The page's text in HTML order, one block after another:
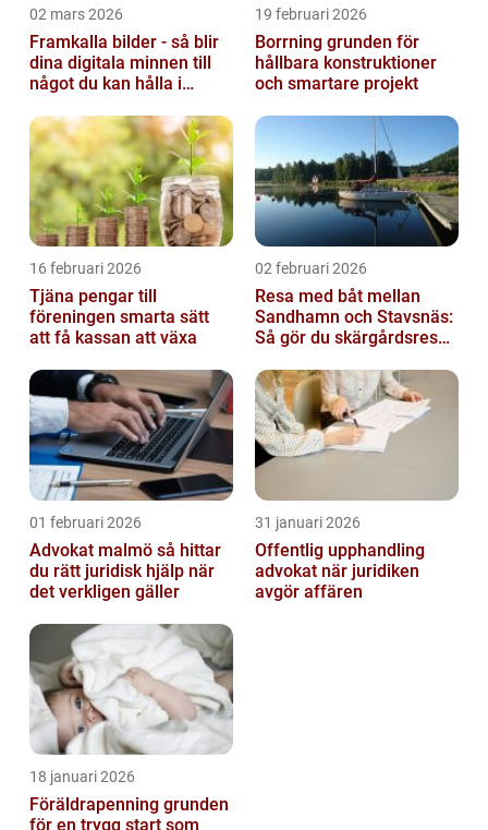
02 mars 2026
Framkalla bilder - så blir
dina digitala minnen till
något du kan hålla i
19 februari 2026
Borrning grunden för
hållbara konstruktioner
och smartare projekt
16 februari 2026
Tjäna pengar till
föreningen smarta sätt
att få kassan att växa
02 februari 2026
Resa med båt mellan
Sandhamn och Stavsnäs:
Så gör du skärgårdsresan
01 februari 2026
Advokat malmö så hittar
du rätt juridisk hjälp när
det verkligen gäller
31 januari 2026
Offentlig upphandling
advokat när juridiken
avgör affären
18 januari 2026
Föräldrapenning grunden
för en trygg start som